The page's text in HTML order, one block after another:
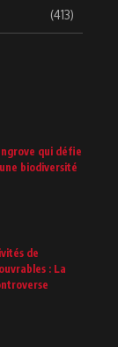
(413)
qui défie
biodiversité
de
: La